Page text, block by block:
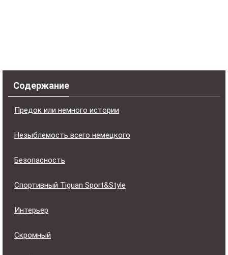
Содержание
Предок или немного истории
Незыблемость всего немецкого
Безопасность
Спортивный Tiguan Sport&Style
Интерьер
Скромный